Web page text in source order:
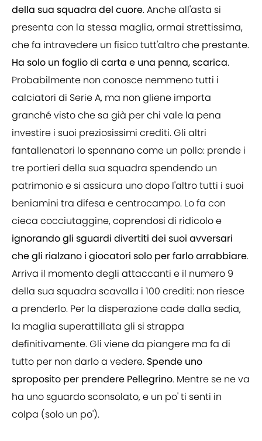
della sua squadra del cuore. Anche all'asta si
presenta con la stessa maglia, ormai strettissima,
che fa intravedere un fisico tutt'altro che prestante.
Ha solo un foglio di carta e una penna, scarica.
Probabilmente non conosce nemmeno tutti i
calciatori di Serie A, ma non gliene importa
granché visto che sa già per chi vale la pena
investire i suoi preziosissimi crediti. Gli altri
fantallenatori lo spennano come un pollo: prende i
tre portieri della sua squadra spendendo un
patrimonio e si assicura uno dopo l'altro tutti i suoi
beniamini tra difesa e centrocampo. Lo fa con
cieca cocciutaggine, coprendosi di ridicolo e
ignorando gli sguardi divertiti dei suoi avversari
che gli rialzano i giocatori solo per farlo arrabbiare.
Arriva il momento degli attaccanti e il numero 9
della sua squadra scavalla i 100 crediti: non riesce
a prenderlo. Per la disperazione cade dalla sedia,
la maglia superattillata gli si strappa
definitivamente. Gli viene da piangere ma fa di
tutto per non darlo a vedere. Spende uno
sproposito per prendere Pellegrino. Mentre se ne va
ha uno sguardo sconsolato, e un po' ti senti in
colpa (solo un po').